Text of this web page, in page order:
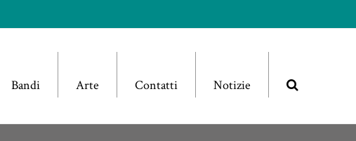
Bandi Arte Contatti Notizie